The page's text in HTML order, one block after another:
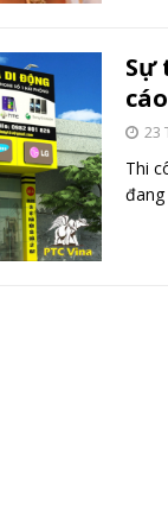
Sự
23
Thi